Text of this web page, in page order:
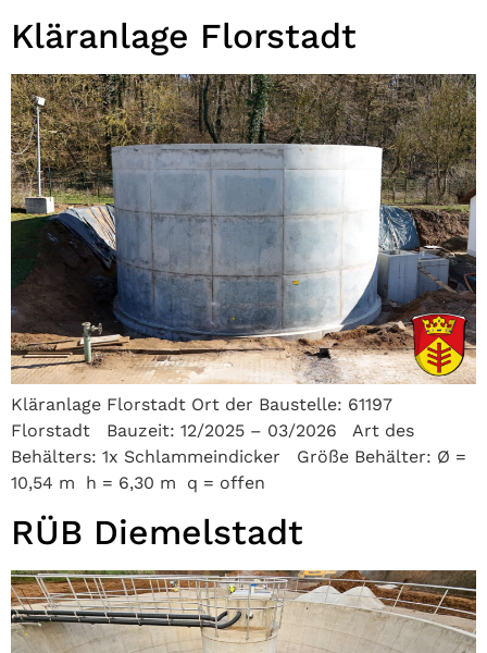
Kläranlage Florstadt
Kläranlage Florstadt Ort der Baustelle: 61197
Florstadt Bauzeit: 12/2025 – 03/2026 Art des
Behälters: 1x Schlammeindicker Größe Behälter: Ø =
10,54 m h = 6,30 m q = offen
RÜB Diemelstadt